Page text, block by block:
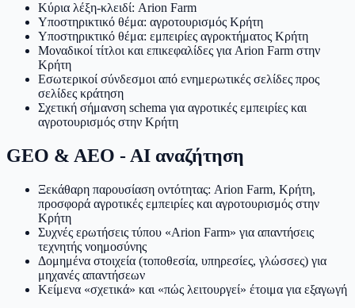
Κύρια λέξη-κλειδί: Arion Farm
Υποστηρικτικό θέμα: αγροτουρισμός Κρήτη
Υποστηρικτικό θέμα: εμπειρίες αγροκτήματος Κρήτη
Μοναδικοί τίτλοι και επικεφαλίδες για Arion Farm στην
Κρήτη
Εσωτερικοί σύνδεσμοι από ενημερωτικές σελίδες προς
σελίδες κράτηση
Σχετική σήμανση schema για αγροτικές εμπειρίες και
αγροτουρισμός στην Κρήτη
GEO & AEO - AI αναζήτηση
Ξεκάθαρη παρουσίαση οντότητας: Arion Farm, Κρήτη,
προσφορά αγροτικές εμπειρίες και αγροτουρισμός στην
Κρήτη
Συχνές ερωτήσεις τύπου «Arion Farm» για απαντήσεις
τεχνητής νοημοσύνης
Δομημένα στοιχεία (τοποθεσία, υπηρεσίες, γλώσσες) για
μηχανές απαντήσεων
Κείμενα «σχετικά» και «πώς λειτουργεί» έτοιμα για εξαγωγή